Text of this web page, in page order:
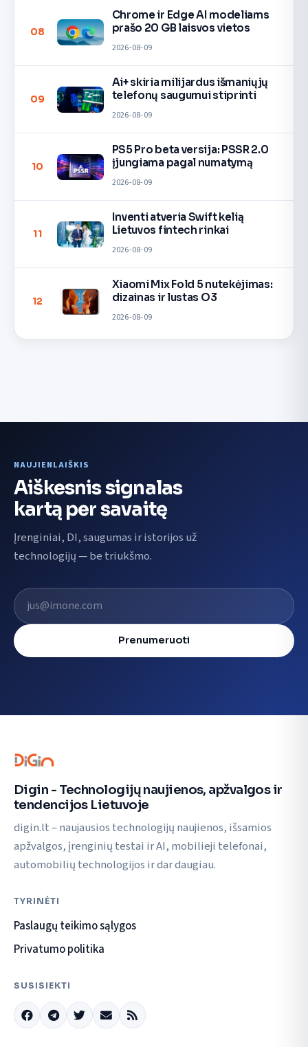
08
Chrome ir Edge AI modeliams
prašo 20 GB laisvos vietos
2026-08-09
09
Ai+ skiria milijardus išmaniųjų
telefonų saugumui stiprinti
2026-08-09
10
PS5 Pro beta versija: PSSR 2.0
įjungiama pagal numatymą
2026-08-09
11
Inventi atveria Swift kelią
Lietuvos fintech rinkai
2026-08-09
12
Xiaomi Mix Fold 5 nutekėjimas:
dizainas ir lustas O3
2026-08-09
NAUJIENLAIŠKIS
Aiškesnis signalas
kartą per savaitę
Įrenginiai, DI, saugumas ir istorijos už
technologijų — be triukšmo.
El. pašto adresas
Prenumeruoti
Digin - Technologijų naujienos, apžvalgos ir
tendencijos Lietuvoje
digin.lt – naujausios technologijų naujienos, išsamios
apžvalgos, įrenginių testai ir AI, mobilieji telefonai,
automobilių technologijos ir dar daugiau.
TYRINĖTI
Paslaugų teikimo sąlygos
Privatumo politika
SUSISIEKTI